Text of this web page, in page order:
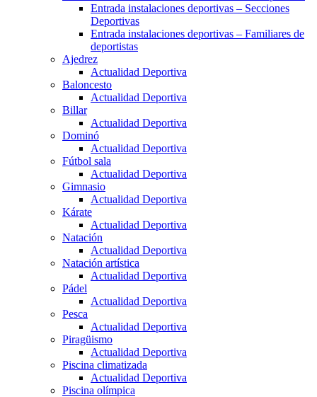
Entrada instalaciones deportivas – Secciones
Deportivas
Entrada instalaciones deportivas – Familiares de
deportistas
Ajedrez
Actualidad Deportiva
Baloncesto
Actualidad Deportiva
Billar
Actualidad Deportiva
Dominó
Actualidad Deportiva
Fútbol sala
Actualidad Deportiva
Gimnasio
Actualidad Deportiva
Kárate
Actualidad Deportiva
Natación
Actualidad Deportiva
Natación artística
Actualidad Deportiva
Pádel
Actualidad Deportiva
Pesca
Actualidad Deportiva
Piragüismo
Actualidad Deportiva
Piscina climatizada
Actualidad Deportiva
Piscina olímpica